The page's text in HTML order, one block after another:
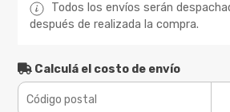
Todos los envíos serán
después de realizada la compra.
Calculá el costo de envío